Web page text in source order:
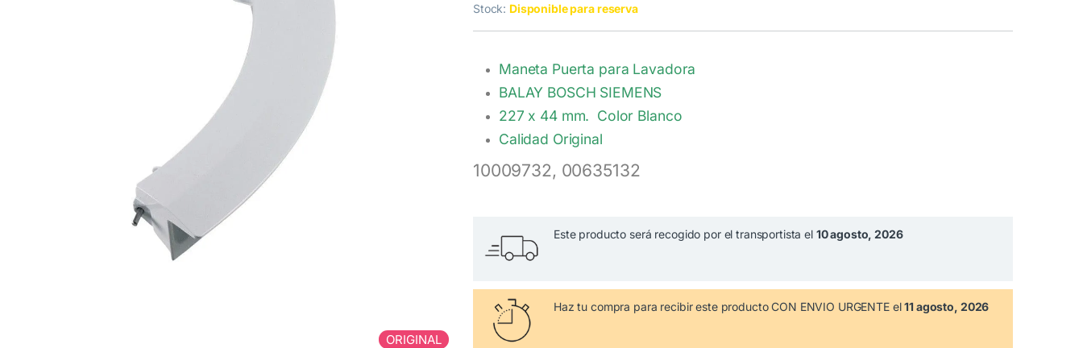
ORIGINAL
Stock: Disponible para reserva
Maneta Puerta para Lavadora
BALAY BOSCH SIEMENS
227 x 44 mm. Color Blanco
Calidad Original
10009732, 00635132
Este producto será recogido por el transportista el 10 agosto, 2026
Haz tu compra para recibir este producto CON ENVIO URGENTE el11 agosto, 2026